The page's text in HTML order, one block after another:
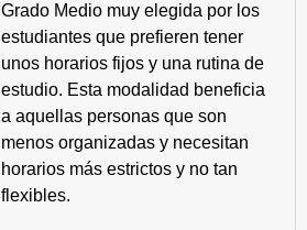
Grado Medio muy elegida por los
estudiantes que prefieren tener
unos horarios fijos y una rutina de
estudio. Esta modalidad beneficia
a aquellas personas que son
menos organizadas y necesitan
horarios más estrictos y no tan
flexibles.